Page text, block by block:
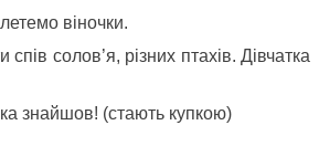
віночки.
спів солов’я, різних птахів. Дівчатка
знайшов! (стають купкою)